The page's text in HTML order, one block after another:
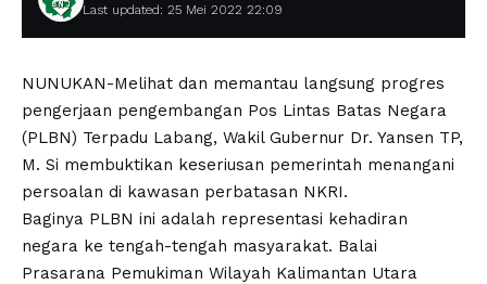
Last updated: 25 Mei 2022 22:09
NUNUKAN-Melihat dan memantau langsung progres
pengerjaan pengembangan Pos Lintas Batas Negara
(PLBN) Terpadu Labang, Wakil Gubernur Dr. Yansen TP,
M. Si membuktikan keseriusan pemerintah menangani
persoalan di kawasan perbatasan NKRI.
Baginya PLBN ini adalah representasi kehadiran
negara ke tengah-tengah masyarakat. Balai
Prasarana Pemukiman Wilayah Kalimantan Utara